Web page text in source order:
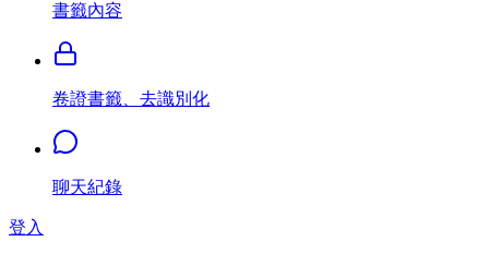
書籤內容
卷證書籤、去識別化
聊天紀錄
登入